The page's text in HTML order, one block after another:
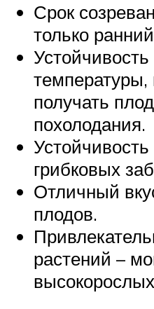
Срок
только
получать
похолодания.
грибковых
Отличный
плодов.
растений –